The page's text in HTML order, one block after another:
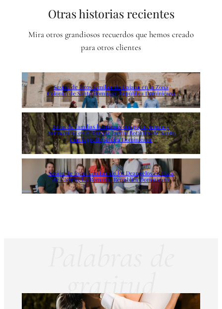
Otras historias recientes
Mira otros grandiosos recuerdos que hemos creado
para otros clientes
Sesión de fotos familiar de Daiana en la Zona
Colonial de Santo Domingo, República Dominicana
Fotos de familias hermosas con papa, mama y
hermanitos en el Parque Jardín Botánico de Santo
Domingo, República Dominicana
Sesión de fotos familiar de los Deangelos en Casa
de Campo, La Romana, República Dominicana
gratitud